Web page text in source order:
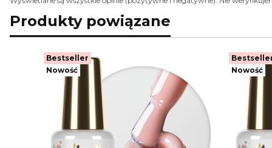
Produkty powiązane
Bestseller
Nowość
Nowość